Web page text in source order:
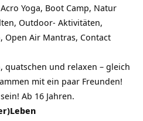
Yoga, Boot Camp, Natur
Outdoor- Aktivitäten,
Open Air Mantras, Contact
quatschen und relaxen – gleich
mit ein paar Freunden!
Ab 16 Jahren.